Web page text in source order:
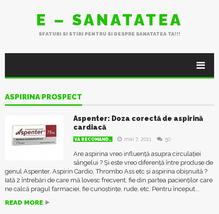
E – SANATATEA
SFATURI SI STIRI PENTRU SI DESPRE SANATATEA TA!!!
ASPIRINA PROSPECT
Aspenter: Doza corectă de aspirină
cardiacă
VĂ RECOMAND.. mai 7, 2011 50
Are aspirina vreo influență asupra circulației
sângelui ? Și este vreo diferență între produse de
genul Aspenter, Aspirin Cardio, Thrombo Ass etc și aspirina obișnuită ?
Iată 2 întrebări de care mă lovesc frecvent, fie din partea pacienților care
ne calcă pragul farmaciei, fie cunoștințe, rude, etc. Pentru început...
READ MORE